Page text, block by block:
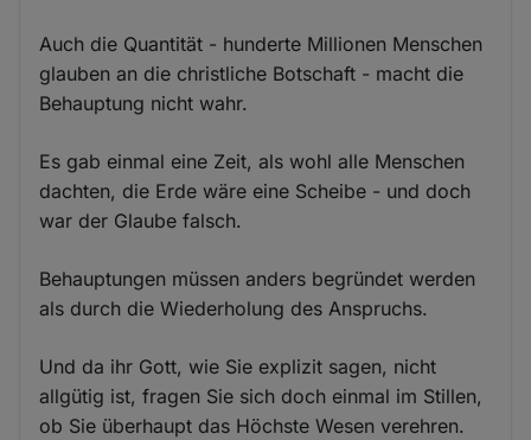
Auch die Quantität - hunderte Millionen Menschen
glauben an die christliche Botschaft - macht die
Behauptung nicht wahr.
Es gab einmal eine Zeit, als wohl alle Menschen
dachten, die Erde wäre eine Scheibe - und doch
war der Glaube falsch.
Behauptungen müssen anders begründet werden
als durch die Wiederholung des Anspruchs.
Und da ihr Gott, wie Sie explizit sagen, nicht
allgütig ist, fragen Sie sich doch einmal im Stillen,
ob Sie überhaupt das Höchste Wesen verehren.